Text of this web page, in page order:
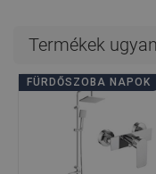
Termékek
FÜRDŐSZOBA NAPOK